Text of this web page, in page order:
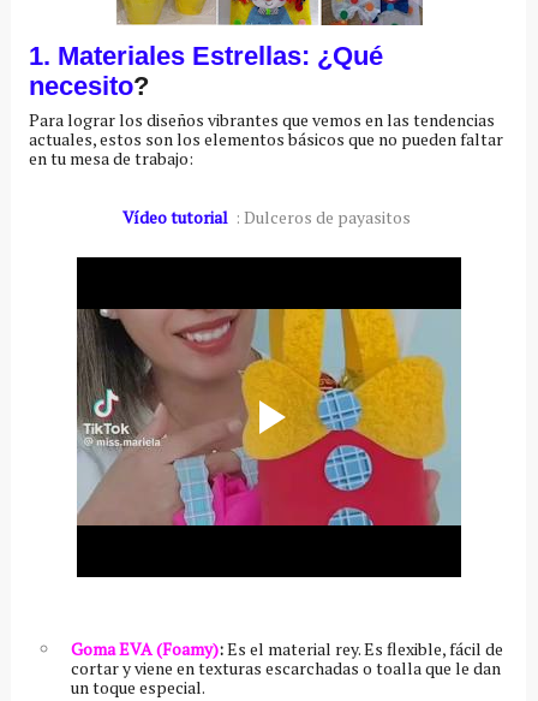
1. Materiales Estrellas: ¿Qué
necesito?
Para lograr los diseños vibrantes que vemos en las tendencias
actuales, estos son los elementos básicos que no pueden faltar
en tu mesa de trabajo:
Vídeo tutorial : Dulceros de payasitos
Goma EVA (Foamy):Es el material rey. Es flexible, fácil de
cortar y viene en texturas escarchadas o toalla que le dan
un toque especial.